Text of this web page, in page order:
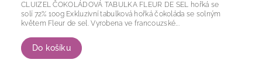
Do košíku
CLUIZEL ČOKOLÁDOVÁ TABULKA FLEUR DE SEL hořká se
solí 72% 100g Exkluzivní tabulková hořká čokoláda se solným
květem Fleur de sel. Vyrobena ve francouzské...